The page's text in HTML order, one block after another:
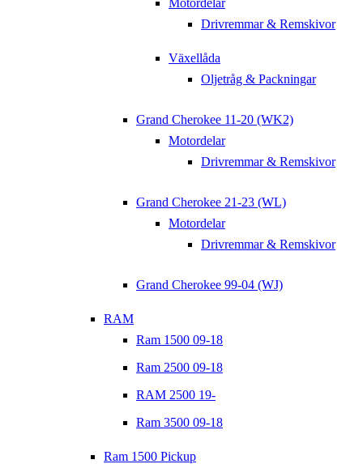
Drivremmar & Remskivor
Växellåda
Oljetråg & Packningar
Grand Cherokee 11-20 (WK2)
Motordelar
Drivremmar & Remskivor
Grand Cherokee 21-23 (WL)
Motordelar
Drivremmar & Remskivor
Grand Cherokee 99-04 (WJ)
RAM
Ram 1500 09-18
Ram 2500 09-18
RAM 2500 19-
Ram 3500 09-18
Ram 1500 Pickup